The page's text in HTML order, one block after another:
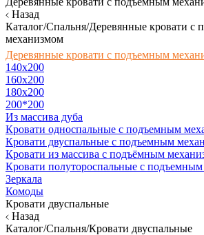
Назад
Каталог/Спальня/Деревянные кровати с
механизмом
Деревянные кровати с подъемным
140x200
160х200
180х200
200*200
Из массива дуба
Кровати односпальные с подъемным
Кровати двуспальные с подъемным
Кровати из массива с подъёмным
Кровати полутороспальные с
Зеркала
Комоды
Кровати двуспальные
Назад
Каталог/Спальня/Кровати двуспальные